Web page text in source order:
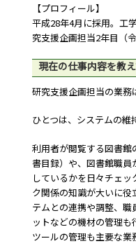
【プロフィール】
平成28年4月に採用。工
究支援企画担当2年目（
現在の仕事内容を教
研究支援企画担当の業務
ひとつは、システムの維
利用者が閲覧する図書館
書目録）や、図書館職員
しているかを日々チェ
ク関係の知識が大いに役
テムとの連携や調整、
ットなどの機材の管理
ツールの管理も主要な業